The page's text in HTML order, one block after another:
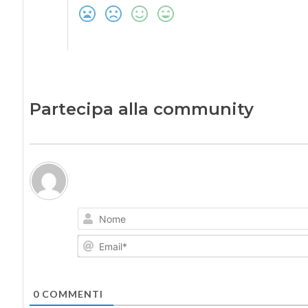
Partecipa alla community
0COMMENTI